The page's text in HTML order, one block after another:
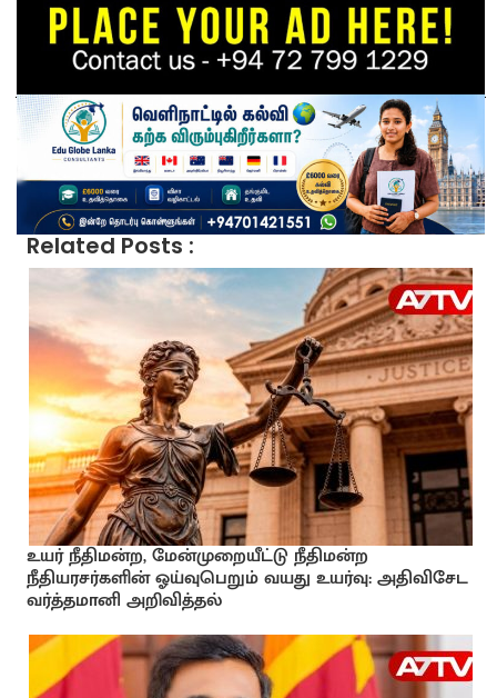
Related Posts :
உயர் நீதிமன்ற, மேன்முறையீட்டு நீதிமன்ற
நீதியரசர்களின் ஓய்வுபெறும் வயது உயர்வு: அதிவிசேட
வர்த்தமானி அறிவித்தல்